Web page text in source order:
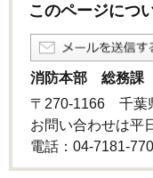
このページにつ
消防本部 総務課
〒270-1166 千葉
お問い合わせは平
電話：04-7181-